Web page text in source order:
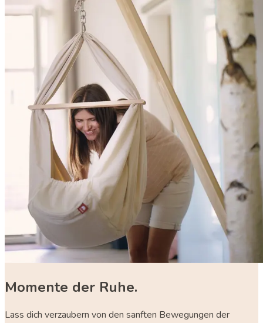
Momente der Ruhe.
Lass dich verzaubern von den sanften Bewegungen der